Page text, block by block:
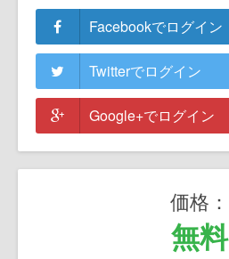
Facebookでログイン
Twitterでログイン
Google+でログイン
価格：
無料